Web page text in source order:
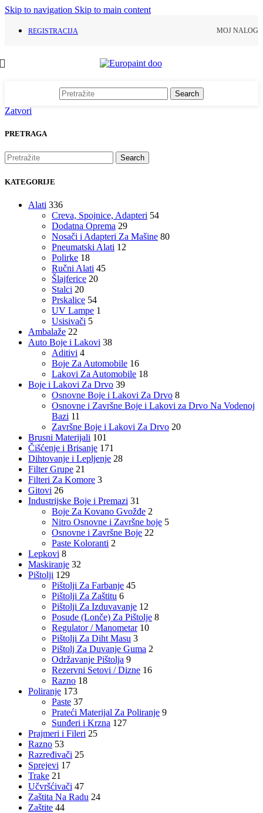
Skip to navigation Skip to main content
REGISTRACIJA MOJ NALOG
Search
Zatvori
PRETRAGA
Search
KATEGORIJE
Alati 336
Creva, Spojnice, Adapteri 54
Dodatna Oprema 29
Nosači i Adapteri Za Mašine 80
Pneumatski Alati 12
Polirke 18
Ručni Alati 45
Šlajferice 20
Stalci 20
Prskalice 54
UV Lampe 1
Usisivači 5
Ambalaže 22
Auto Boje i Lakovi 38
Aditivi 4
Boje Za Automobile 16
Lakovi Za Automobile 18
Boje i Lakovi Za Drvo 39
Osnovne Boje i Lakovi Za Drvo 8
Osnovne i Završne Boje i Lakovi za Drvo Na Vodenoj
Bazi 11
Završne Boje i Lakovi Za Drvo 20
Brusni Materijali 101
Čišćenje i Brisanje 171
Dihtovanje i Lepljenje 28
Filter Grupe 21
Filteri Za Komore 3
Gitovi 26
Industrijske Boje i Premazi 31
Boje Za Kovano Gvožđe 2
Nitro Osnovne i Završne boje 5
Osnovne i Završne Boje 22
Paste Koloranti 2
Lepkovi 8
Maskiranje 32
Pištolji 129
Pištolji Za Farbanje 45
Pištolji Za Zaštitu 6
Pištolji Za Izduvavanje 12
Posude (Lonče) Za Pištolje 8
Regulator / Manometar 10
Pištolji Za Diht Masu 3
Pištolj Za Duvanje Guma 2
Održavanje Pištolja 9
Rezervni Setovi / Dizne 16
Razno 18
Poliranje 173
Paste 37
Prateći Materijal Za Poliranje 9
Sunđeri i Krzna 127
Prajmeri i Fileri 25
Razno 53
Razređivači 25
Sprejevi 17
Trake 21
Učvršćivači 47
Zaštita Na Radu 24
Zaštite 44